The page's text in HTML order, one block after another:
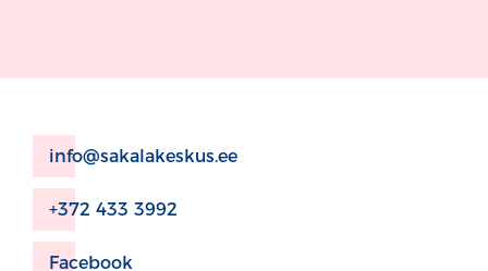
info@sakalakeskus.ee
+372 433 3992
Facebook